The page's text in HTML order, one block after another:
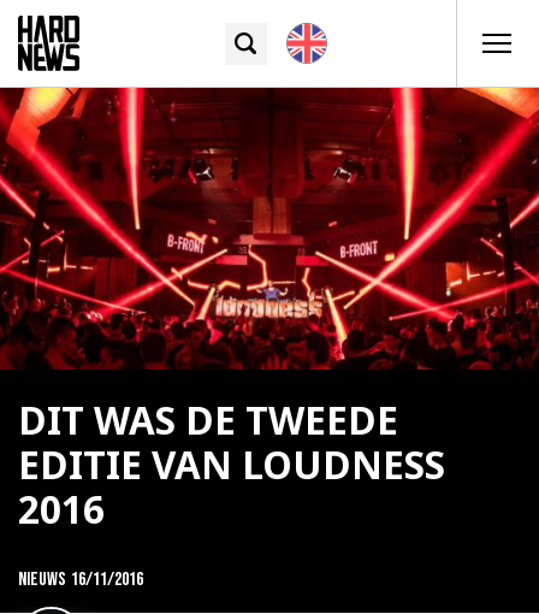
DIT WAS DE TWEEDE
EDITIE VAN LOUDNESS
2016
Nieuws 16/11/2016